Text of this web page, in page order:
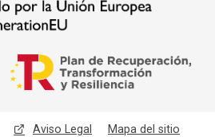
Aviso Legal Mapa del sitio